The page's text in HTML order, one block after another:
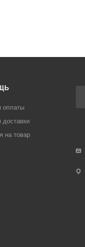
оплаты
доставки
на товар